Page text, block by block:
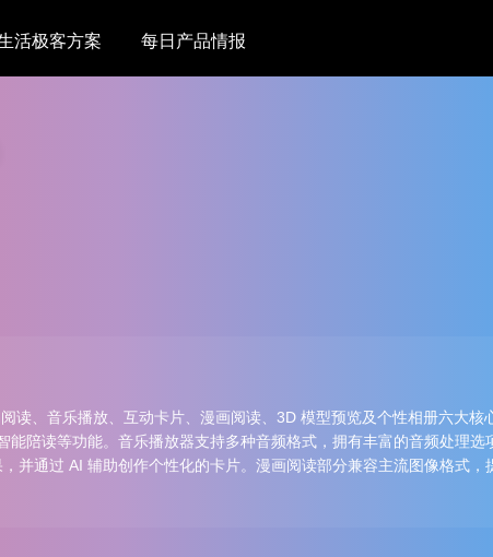
活极客方案 每日产品情报
读、音乐播放、互动卡片、漫画阅读、3D 模型预览及个性相册六大核
陪读等功能。音乐播放器支持多种音频格式，拥有丰富的音频处理选
并通过 AI 辅助创作个性化的卡片。漫画阅读部分兼容主流图像格式，